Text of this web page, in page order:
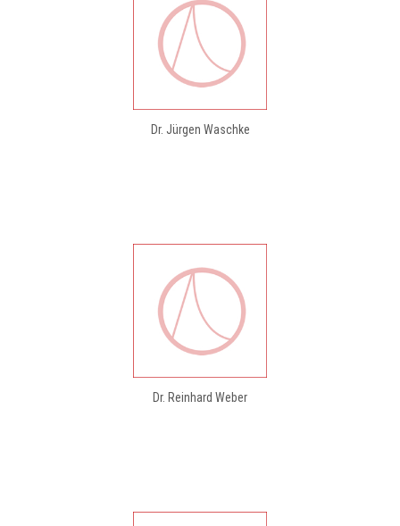
Dr. Jürgen Waschke
Dr. Reinhard Weber